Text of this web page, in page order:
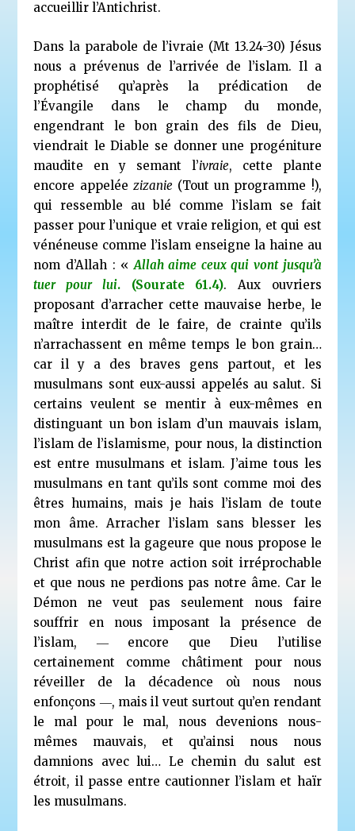
accueillir l’Antichrist.
Dans la parabole de l’ivraie (Mt 13.24-30) Jésus
nous a prévenus de l’arrivée de l’islam. Il a
prophétisé qu’après la prédication de
l’Évangile dans le champ du monde,
engendrant le bon grain des fils de Dieu,
viendrait le Diable se donner une progéniture
maudite en y semant l’ivraie, cette plante
encore appeléezizanie (Tout un programme !),
qui ressemble au blé comme l’islam se fait
passer pour l’unique et vraie religion, et qui est
vénéneuse comme l’islam enseigne la haine au
nom d’Allah : « Allah aime ceux qui vont jusqu’à
tuer pour lui. (Sourate 61.4). Aux ouvriers
proposant d’arracher cette mauvaise herbe, le
maître interdit de le faire, de crainte qu’ils
n’arrachassent en même temps le bon grain…
car il y a des braves gens partout, et les
musulmans sont eux-aussi appelés au salut. Si
certains veulent se mentir à eux-mêmes en
distinguant un bon islam d’un mauvais islam,
l’islam de l’islamisme, pour nous, la distinction
est entre musulmans et islam. J’aime tous les
musulmans en tant qu’ils sont comme moi des
êtres humains, mais je hais l’islam de toute
mon âme. Arracher l’islam sans blesser les
musulmans est la gageure que nous propose le
Christ afin que notre action soit irréprochable
et que nous ne perdions pas notre âme. Car le
Démon ne veut pas seulement nous faire
souffrir en nous imposant la présence de
l’islam, ― encore que Dieu l’utilise
certainement comme châtiment pour nous
réveiller de la décadence où nous nous
enfonçons ―, mais il veut surtout qu’en rendant
le mal pour le mal, nous devenions nous-
mêmes mauvais, et qu’ainsi nous nous
damnions avec lui… Le chemin du salut est
étroit, il passe entre cautionner l’islam et haïr
les musulmans.